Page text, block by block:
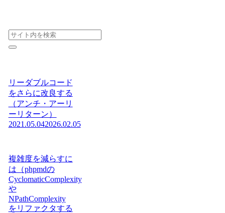
リーダブルコード
をさらに改良する
（アンチ・アーリ
ーリターン）
2021.05.042026.02.05
複雑度を減らすに
は（phpmdの
CyclomaticComplexity
や
NPathComplexity
をリファクタする